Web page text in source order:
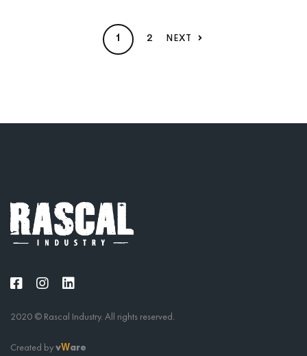
1 2 NEXT
2020 © Rascal Industry. All rights reserved.
Created byvWare